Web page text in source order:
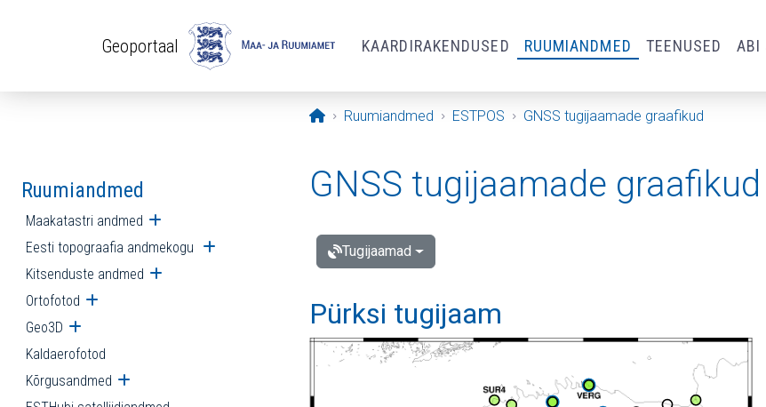
Geoportaal KAARDIRAKENDUSED RUUMIANDMED TEENUSED ABI
Avaleht
Ruumiandmed ESTPOS GNSS tugijaamade graafikud
Ruumiandmed
Maakatastri andmed Ava alammenüü
Eesti topograafia andmekogu Ava alammenüü
Kitsenduste andmed Ava alammenüü
Ortofotod Ava alammenüü
Geo3D Ava alammenüü
Kaldaerofotod
Kõrgusandmed Ava alammenüü
GNSS tugijaamade graafikud
Tugijaamad
Pürksi tugijaam